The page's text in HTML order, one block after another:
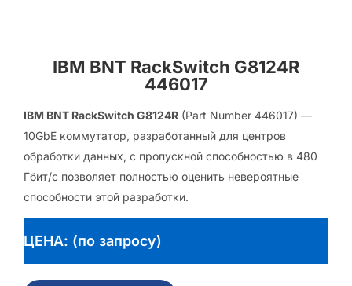
IBM BNT RackSwitch G8124R
446017
IBM BNT RackSwitch G8124R (Part Number 446017) —
10GbE коммутатор, разработанный для центров
обработки данных, с пропускной способностью в 480
Гбит/с позволяет полностью оценить невероятные
способности этой разработки.
ЦЕНА: (по запросу)